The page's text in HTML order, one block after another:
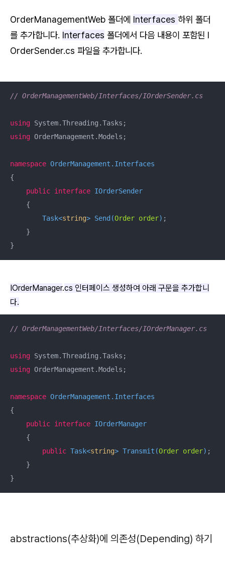
OrderManagementWeb 폴더에 Interfaces 하위 폴더
를 추가합니다. Interfaces 폴더에서 다음 내용이 포함된 I
OrderSender.cs 파일을 추가합니다.
// OrderManagementWeb/Interfaces/IOrderSender.cs
using
using OrderManagement.Models;
namespace OrderManagement.Interfaces
{
public interface IOrderSender
    {
Task<string> Send (Order order) ;
    }
}
IOrderManager.cs 인터페이스 생성하여 아래 구문을 추가합니
다.
// OrderManagementWeb/Interfaces/IOrderManager.cs
using
using OrderManagement.Models;
namespace OrderManagement.Interfaces
{
public interface IOrderManager
    {
public Task<string> Transmit (Order order) ;
    }
}
abstractions(추상화)에 의존성(Depending) 하기